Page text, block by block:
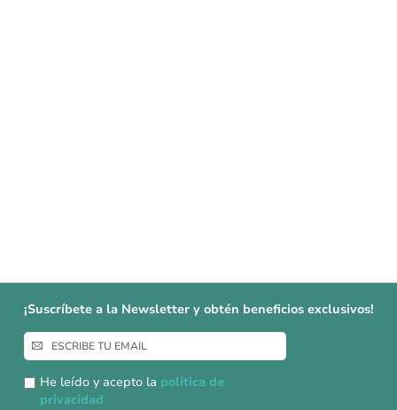
¡Suscríbete a la Newsletter y obtén beneficios exclusivos!
Inscríbase
a
nuestro
boletín
He leído y acepto la política de
privacidad